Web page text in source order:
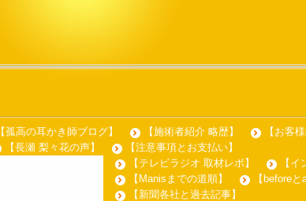
【孤高の耳かき師ブログ】 【施術者紹介 略歴】
【お客
【長瀬 梨々花の声】
【注意事項とお支払い】
【テレビラジオ 取材レポ】
【
【Manisまでの道順】
【beforeと
【新聞各社と過去記事】